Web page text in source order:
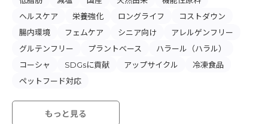
ヘルスケア
栄養強化 ロングライフ
コストダウン
腸内環境
フェムケア シニア向け
アレルゲンフリー
グルテンフリー
プラントベース
ハラール（ハラル）
コーシャ
SDGsに貢献 アップサイクル
冷凍食品
ペットフード対応
もっと見る